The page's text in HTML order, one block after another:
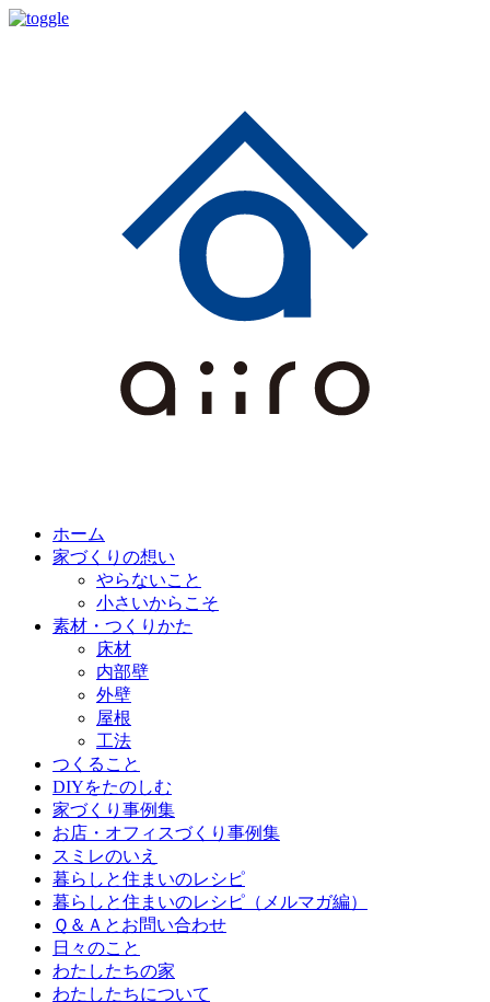
ホーム
家づくりの想い
やらないこと
小さいからこそ
素材・つくりかた
床材
内部壁
外壁
屋根
工法
つくること
DIYをたのしむ
家づくり事例集
お店・オフィスづくり事例集
スミレのいえ
暮らしと住まいのレシピ
暮らしと住まいのレシピ（メルマガ編）
Ｑ＆Ａとお問い合わせ
日々のこと
わたしたちの家
わたしたちについて